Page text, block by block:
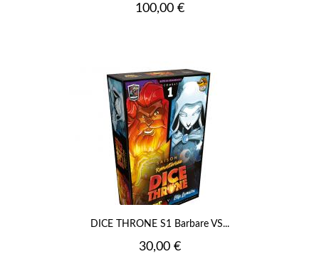
Prix
100,00 €
DICE THRONE S1 Barbare VS...
Prix
30,00 €